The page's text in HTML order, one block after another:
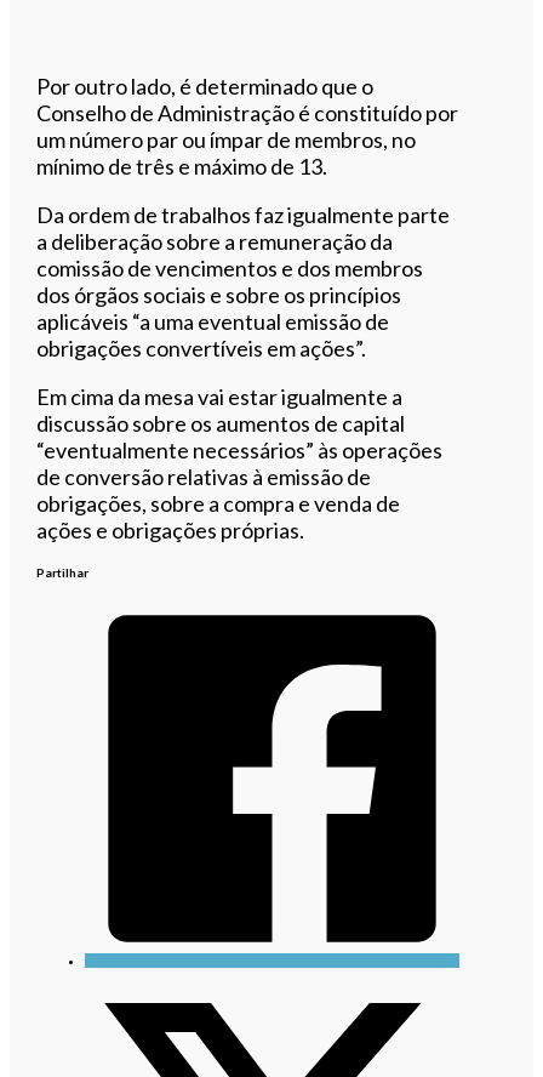
Por outro lado, é determinado que o
Conselho de Administração é constituído por
um número par ou ímpar de membros, no
mínimo de três e máximo de 13.
Da ordem de trabalhos faz igualmente parte
a deliberação sobre a remuneração da
comissão de vencimentos e dos membros
dos órgãos sociais e sobre os princípios
aplicáveis “a uma eventual emissão de
obrigações convertíveis em ações”.
Em cima da mesa vai estar igualmente a
discussão sobre os aumentos de capital
“eventualmente necessários” às operações
de conversão relativas à emissão de
obrigações, sobre a compra e venda de
ações e obrigações próprias.
Partilhar